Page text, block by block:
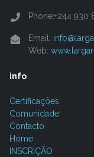
Phone:+244
Email:
Web:
info
Certificações
Comunidade
Contacto
Home
INSCRIÇÃO